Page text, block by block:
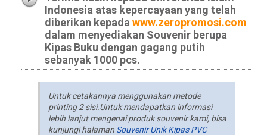
Indonesia atas kepercayaan yang telah
diberikan kepada www.zeropromosi.com
dalam menyediakan Souvenir berupa
Kipas Buku dengan gagang putih
sebanyak 1000 pcs.
Untuk cetakannya menggunakan metode
printing 2 sisi.Untuk mendapatkan informasi
lebih lanjut mengenai produk souvenir kami, bisa
kunjungi halaman Souvenir Unik Kipas PVC